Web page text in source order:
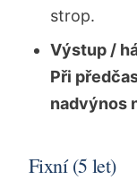
strop.
Výstup /
Při
nadvýnos
Fixní (5 let)